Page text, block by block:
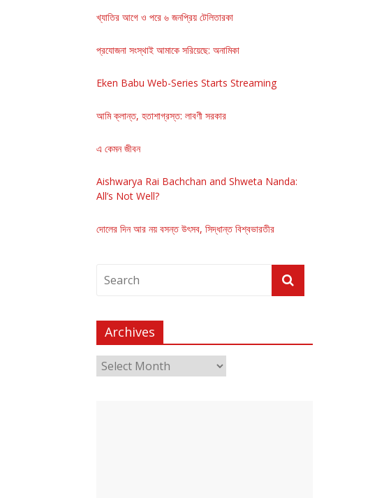
খ্যাতির আগে ও পরে ৬ জনপ্রিয় টেলিতারকা
প্রযোজনা সংস্থাই আমাকে সরিয়েছে: অনামিকা
Eken Babu Web-Series Starts Streaming
আমি ক্লান্ত, হতাশাগ্রস্ত: লাবণী সরকার
এ কেমন জীবন
Aishwarya Rai Bachchan and Shweta Nanda:
All’s Not Well?
দোলের দিন আর নয় বসন্ত উৎসব, সিদ্ধান্ত বিশ্বভারতীর
Archives